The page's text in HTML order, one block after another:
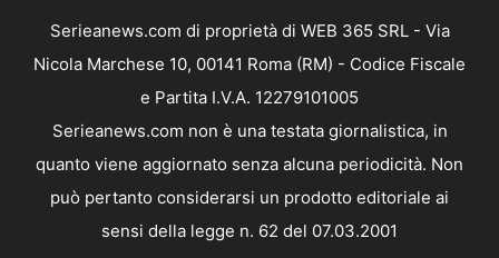
Serieanews.com di proprietà di WEB 365 SRL - Via
Nicola Marchese 10, 00141 Roma (RM) - Codice Fiscale
e Partita I.V.A. 12279101005
Serieanews.com non è una testata giornalistica, in
quanto viene aggiornato senza alcuna periodicità. Non
può pertanto considerarsi un prodotto editoriale ai
sensi della legge n. 62 del 07.03.2001